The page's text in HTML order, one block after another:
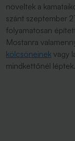
növeltek a
szánt szeptember
folyamatosan
Mostanra
kölcsöneinek vagy
mindkettőnél léptek.